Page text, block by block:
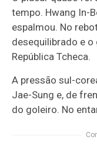
tempo. Hwang In-
espalmou. No
desequilibrado e o
República Tcheca.
A pressão sul-
Jae-Sung e, de
do goleiro. No